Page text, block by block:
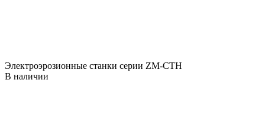
Электроэрозионные станки серии ZM-CTH
В наличии